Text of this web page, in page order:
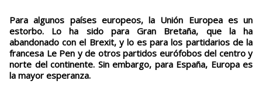
Para algunos países europeos, la Unión Europea es un
estorbo. Lo ha sido para Gran Bretaña, que la ha
abandonado con el Brexit, y lo es para los partidarios de la
francesa Le Pen y de otros partidos eurófobos del centro y
norte del continente. Sin embargo, para España, Europa es
la mayor esperanza.